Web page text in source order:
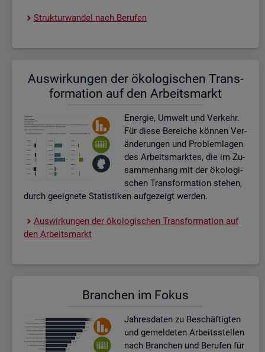
Struk­tur­wan­del nach Be­ru­fen
Aus­wir­kun­gen der öko­lo­gi­schen Trans­
for­ma­ti­on auf den Ar­beits­markt
En­er­gie, Um­welt und Ver­kehr.
Für diese Be­rei­che kön­nen Ver­
än­de­run­gen und Pro­blem­la­gen
des Ar­beits­mark­tes, die im Zu­
sam­men­hang mit der öko­lo­gi­
schen Trans­for­ma­ti­on ste­hen,
durch ge­eig­ne­te Sta­tis­ti­ken auf­ge­zeigt wer­den.
Aus­wir­kun­gen der öko­lo­gi­schen Trans­for­ma­ti­on auf
den Ar­beits­markt
Bran­chen im Fokus
Jah­res­da­ten zu Be­schäf­tig­ten
und ge­mel­de­ten Ar­beits­stel­len
nach Bran­chen und Be­ru­fen für